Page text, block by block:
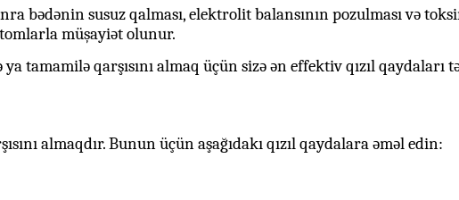
bədənin susuz qalması, elektrolit balansının pozulması və
müşayiət olunur.
tamamilə qarşısını almaq üçün sizə ən effektiv qızıl qaydaları
almaqdır. Bunun üçün aşağıdakı qızıl qaydalara əməl edin: